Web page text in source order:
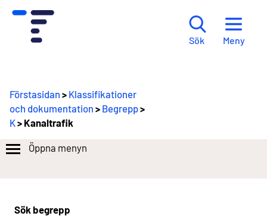
Sök Meny
Förstasidan > Klassifikationer
och dokumentation > Begrepp>
K> Kanaltrafik
Öppna menyn
Sök begrepp